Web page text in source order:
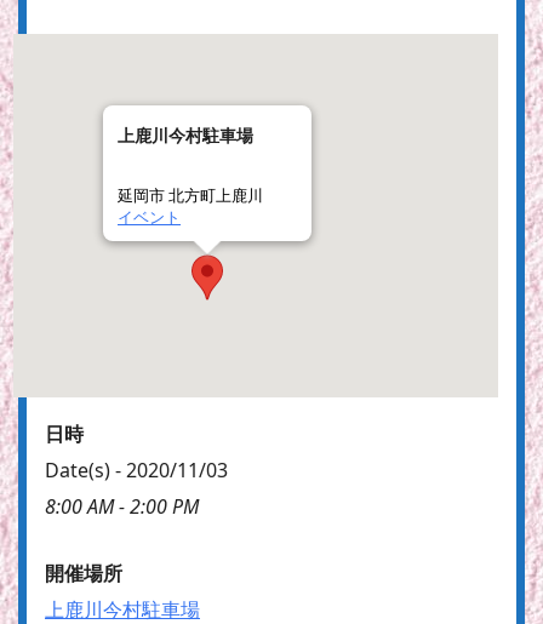
上鹿川今村駐車場
延岡市 北方町上鹿川
イベント
日時
Date(s) - 2020/11/03
8:00 AM - 2:00 PM
開催場所
上鹿川今村駐車場